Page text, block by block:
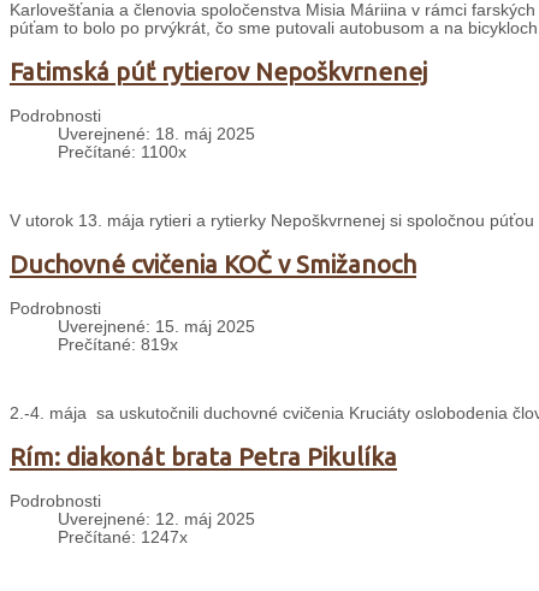
Karlovešťania a členovia spoločenstva Misia Máriina v rámci
púťam to bolo po prvýkrát, čo sme putovali autobusom a na
Fatimská púť rytierov Nepoškvrnenej
Podrobnosti
Uverejnené: 18. máj 2025
Prečítané: 1100x
V utorok 13. mája rytieri a rytierky Nepoškvrnenej si spoločnou
Duchovné cvičenia KOČ v Smižanoch
Podrobnosti
Uverejnené: 15. máj 2025
Prečítané: 819x
2.-4. mája sa uskutočnili duchovné cvičenia Kruciáty oslobodenia
Rím: diakonát brata Petra Pikulíka
Podrobnosti
Uverejnené: 12. máj 2025
Prečítané: 1247x